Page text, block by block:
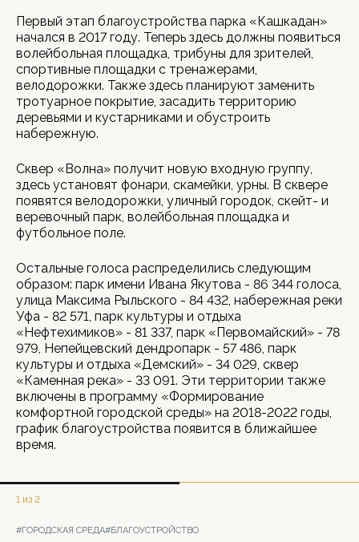
Первый этап благоустройства парка «Кашкадан»
начался в 2017 году. Теперь здесь должны появиться
волейбольная площадка, трибуны для зрителей,
спортивные площадки с тренажерами,
велодорожки. Также здесь планируют заменить
тротуарное покрытие, засадить территорию
деревьями и кустарниками и обустроить
набережную.
Сквер «Волна» получит новую входную группу,
здесь установят фонари, скамейки, урны. В сквере
появятся велодорожки, уличный городок, скейт- и
веревочный парк, волейбольная площадка и
футбольное поле.
Остальные голоса распределились следующим
образом: парк имени Ивана Якутова - 86 344 голоса,
улица Максима Рыльского - 84 432, набережная реки
Уфа - 82 571, парк культуры и отдыха
«Нефтехимиков» - 81 337, парк «Первомайский» - 78
979, Непейцевский дендропарк - 57 486, парк
культуры и отдыха «Демский» - 34 029, сквер
«Каменная река» - 33 091. Эти территории также
включены в программу «Формирование
комфортной городской среды» на 2018-2022 годы,
график благоустройства появится в ближайшее
время.
1 из 2
#ГОРОДСКАЯ СРЕДА#БЛАГОУСТРОЙСТВО